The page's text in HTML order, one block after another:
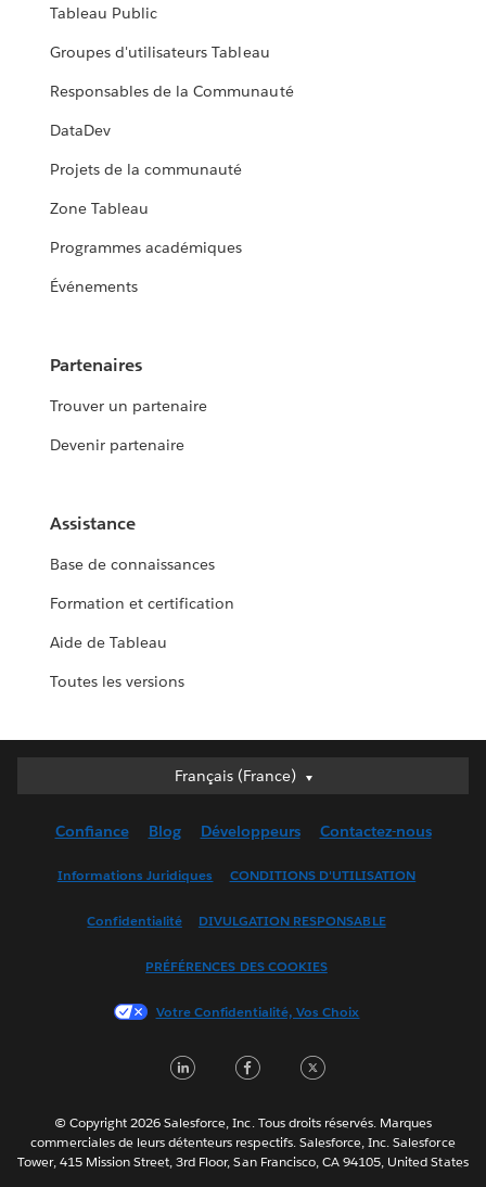
Tableau Public
Groupes d'utilisateurs Tableau
Responsables de la Communauté
DataDev
Projets de la communauté
Zone Tableau
Programmes académiques
Événements
Partenaires
Trouver un partenaire
Devenir partenaire
Assistance
Base de connaissances
Formation et certification
Aide de Tableau
Toutes les versions
Français (France)
Français (France)
English (UK)
Français (Canada)
한국어
Português
ไทย
简体中文
Confiance Blog Développeurs Contactez-nous
Informations Juridiques CONDITIONS D'UTILISATION
Confidentialité DIVULGATION RESPONSABLE
PRÉFÉRENCES DES COOKIES
Votre Confidentialité, Vos Choix
LinkedInFacebook
© Copyright 2026 Salesforce, Inc. Tous droits réservés. Marques
commerciales de leurs détenteurs respectifs. Salesforce, Inc. Salesforce
Tower, 415 Mission Street, 3rd Floor, San Francisco, CA 94105, United States